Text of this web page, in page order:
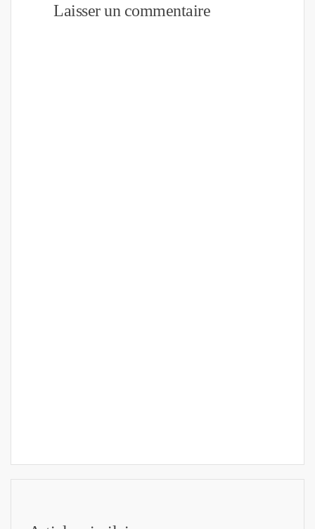
Laisser un commentaire